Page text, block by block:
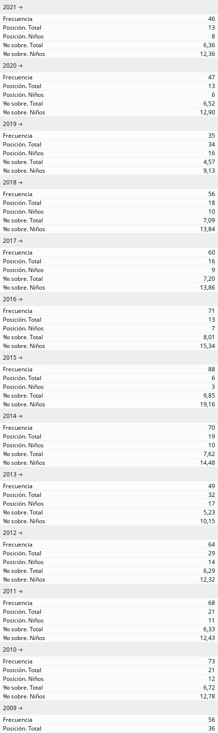
2021
46
13
8
6,36
12,36
2020
47
13
6
6,52
12,90
2019
35
34
16
4,57
9,13
2018
56
18
10
7,09
13,84
2017
60
16
9
7,20
13,86
2016
71
13
7
8,01
15,34
2015
88
6
3
9,85
19,16
2014
70
19
10
7,62
14,48
2013
49
32
17
5,23
10,15
2012
64
29
14
6,29
12,32
2011
68
21
11
6,33
12,43
2010
73
21
12
6,72
12,78
2009
56
36